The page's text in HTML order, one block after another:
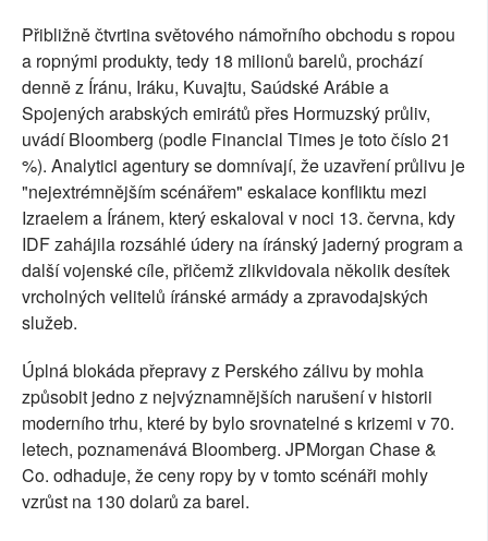
Přibližně čtvrtina světového námořního obchodu s ropou
a ropnými produkty, tedy 18 milionů barelů, prochází
denně z Íránu, Iráku, Kuvajtu, Saúdské Arábie a
Spojených arabských emirátů přes Hormuzský průliv,
uvádí Bloomberg (podle Financial Times je toto číslo 21
%). Analytici agentury se domnívají, že uzavření průlivu je
"nejextrémnějším scénářem" eskalace konfliktu mezi
Izraelem a Íránem, který eskaloval v noci 13. června, kdy
IDF zahájila rozsáhlé údery na íránský jaderný program a
další vojenské cíle, přičemž zlikvidovala několik desítek
vrcholných velitelů íránské armády a zpravodajských
služeb.
Úplná blokáda přepravy z Perského zálivu by mohla
způsobit jedno z nejvýznamnějších narušení v historii
moderního trhu, které by bylo srovnatelné s krizemi v 70.
letech, poznamenává Bloomberg. JPMorgan Chase &
Co. odhaduje, že ceny ropy by v tomto scénáři mohly
vzrůst na 130 dolarů za barel.